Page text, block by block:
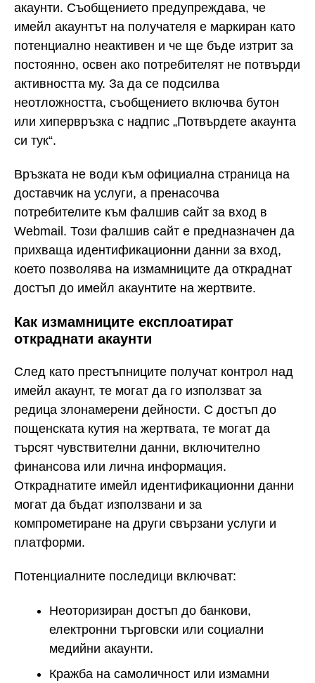
акаунти. Съобщението предупреждава, че
имейл акаунтът на получателя е маркиран като
потенциално неактивен и че ще бъде изтрит за
постоянно, освен ако потребителят не потвърди
активността му. За да се подсилва
неотложността, съобщението включва бутон
или хипервръзка с надпис „Потвърдете акаунта
си тук“.
Връзката не води към официална страница на
доставчик на услуги, а пренасочва
потребителите към фалшив сайт за вход в
Webmail. Този фалшив сайт е предназначен да
прихваща идентификационни данни за вход,
което позволява на измамниците да откраднат
достъп до имейл акаунтите на жертвите.
Как измамниците експлоатират
откраднати акаунти
След като престъпниците получат контрол над
имейл акаунт, те могат да го използват за
редица злонамерени дейности. С достъп до
пощенската кутия на жертвата, те могат да
търсят чувствителни данни, включително
финансова или лична информация.
Откраднатите имейл идентификационни данни
могат да бъдат използвани и за
компрометиране на други свързани услуги и
платформи.
Потенциалните последици включват:
Неоторизиран достъп до банкови,
електронни търговски или социални
медийни акаунти.
Кражба на самоличност или измамни